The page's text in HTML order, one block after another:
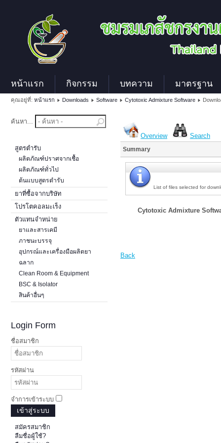
หน้าแรก กิจกรรม บทความ มาตรฐาน
คุณอยู่ที่: หน้าแรก Downloads Software Cytotoxic Admixture Software
ค้นหา...
สูตรตำรับ
ผลิตภัณฑ์ปราศจากเชื้อ
ผลิตภัณฑ์ทั่วไป
ต้นแบบสูตรตำรับ
ยาที่ซื้อจากบริษัท
โปรโตคอลมะเร็ง
ตัวแทนจำหน่าย
ยาและสารเคมี
ภาชนะบรรจุ
อุปกรณ์และเครื่องมือผลิตยา
ฉลาก
Clean Room & Equipment
BSC & Isolator
สินค้าอื่นๆ
Login Form
ชื่อสมาชิก
รหัสผ่าน
จำการเข้าระบบ
เข้าสู่ระบบ
สมัครสมาชิก
ลืมชื่อผู้ใช้?
Overview Search
Summary
List of files selected for
Cytotoxic Admixture
Back